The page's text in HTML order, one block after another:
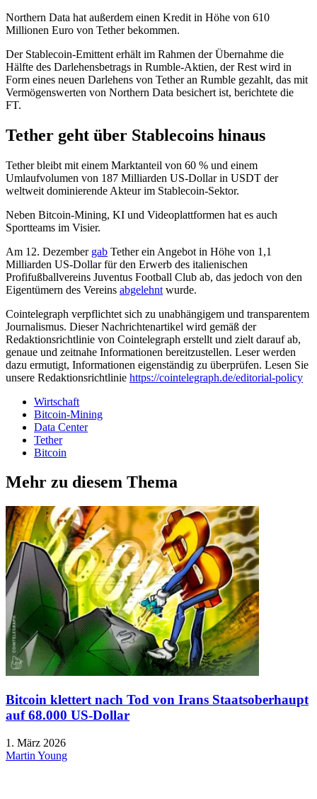
Northern Data hat außerdem einen Kredit in Höhe von 610
Millionen Euro von Tether bekommen.
Der Stablecoin-Emittent erhält im Rahmen der Übernahme die
Hälfte des Darlehensbetrags in Rumble-Aktien, der Rest wird in
Form eines neuen Darlehens von Tether an Rumble gezahlt, das mit
Vermögenswerten von Northern Data besichert ist, berichtete die
FT.
Tether geht über Stablecoins hinaus
Tether bleibt mit einem Marktanteil von 60 % und einem
Umlaufvolumen von 187 Milliarden US-Dollar in USDT der
weltweit dominierende Akteur im Stablecoin-Sektor.
Neben Bitcoin-Mining, KI und Videoplattformen hat es auch
Sportteams im Visier.
Am 12. Dezember gab Tether ein Angebot in Höhe von 1,1
Milliarden US-Dollar für den Erwerb des italienischen
Profifußballvereins Juventus Football Club ab, das jedoch von den
Eigentümern des Vereins abgelehnt wurde.
Cointelegraph verpflichtet sich zu unabhängigem und transparentem
Journalismus. Dieser Nachrichtenartikel wird gemäß der
Redaktionsrichtlinie von Cointelegraph erstellt und zielt darauf ab,
genaue und zeitnahe Informationen bereitzustellen. Leser werden
dazu ermutigt, Informationen eigenständig zu überprüfen. Lesen Sie
unsere Redaktionsrichtlinie https://cointelegraph.de/editorial-policy
Wirtschaft
Bitcoin-Mining
Data Center
Tether
Bitcoin
Mehr zu diesem Thema
Bitcoin klettert nach Tod von Irans Staatsoberhaupt
auf 68.000 US-Dollar
1. März 2026
Martin Young